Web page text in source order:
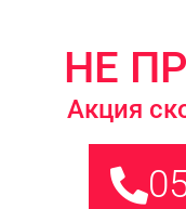
НЕ
Акция